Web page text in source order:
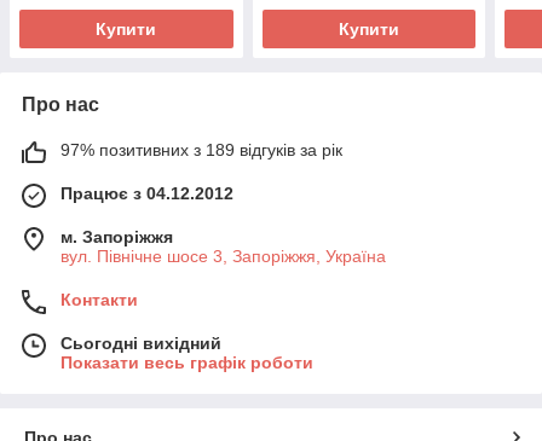
Купити Купити
Про нас
97% позитивних з 189 відгуків за рік
Працює з 04.12.2012
м. Запоріжжя
вул. Північне шосе 3, Запоріжжя, Україна
Контакти
Сьогодні вихідний
Показати весь графік роботи